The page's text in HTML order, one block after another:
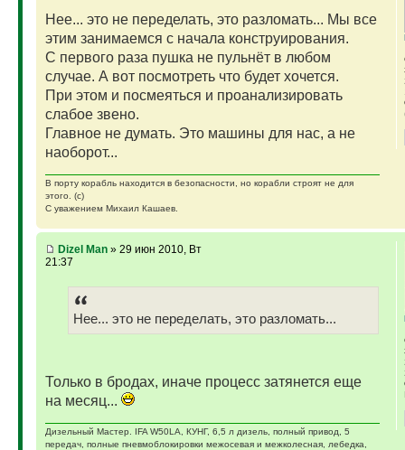
Нее... это не переделать, это разломать... Мы все
этим занимаемся с начала конструирования.
С первого раза пушка не пульнёт в любом
случае. А вот посмотреть что будет хочется.
При этом и посмеяться и проанализировать
слабое звено.
Главное не думать. Это машины для нас, а не
наоборот...
В порту корабль находится в безопасности, но корабли строят не для
этого. (с)
С уважением Михаил Кашаев.
Dizel Man» 29 июн 2010, Вт
21:37
Нее... это не переделать, это разломать...
Только в бродах, иначе процесс затянется еще
на месяц...
Дизельный Мастер. IFA W50LA, КУНГ, 6,5 л дизель, полный привод, 5
передач, полные пневмоблокировки межосевая и межколесная, лебедка,